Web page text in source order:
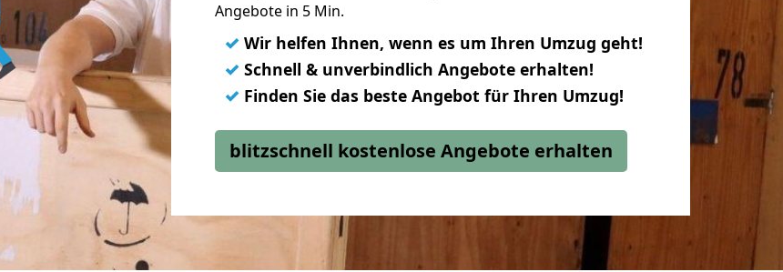
Angebote in 5 Min.
✓ Wir helfen Ihnen, wenn es um Ihren Umzug geht!
✓ Schnell & unverbindlich Angebote erhalten!
✓ Finden Sie das beste Angebot für Ihren Umzug!
blitzschnell kostenlose Angebote erhalten